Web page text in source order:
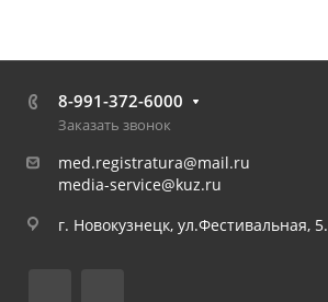
8-991-372-6000
Заказать звонок
med.registratura@mail.ru
media-service@kuz.ru
г. Новокузнецк, ул.Фестивальная, 5.